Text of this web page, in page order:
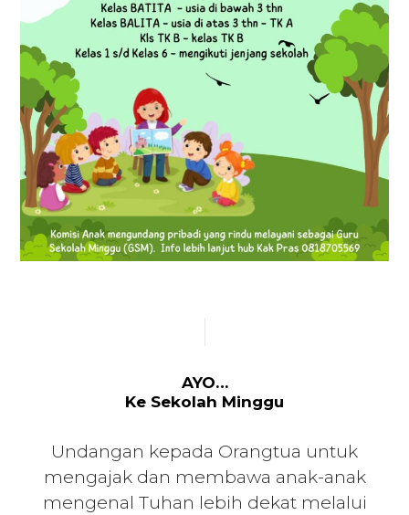
AYO…
Ke Sekolah Minggu
Undangan kepada Orangtua untuk
mengajak dan membawa anak-anak
mengenal Tuhan lebih dekat melalui